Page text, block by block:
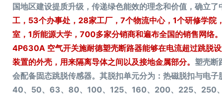
国地区建设提质升级，传递绿色能效的理念和价值，确立了
工，53个办事处，28家工厂，7个物流中心，1个研修学
室，1所能源大学，700多家分销商和遍布全国的销售网
4P630A 空气开关施耐德塑壳断路器能够在电流超过跳脱
装置的外壳，用来隔离导体之间以及接地金属部分。塑壳断
会配备固态跳脱传感器。其脱扣单元分为：热磁脱扣与电
40、50、63、80、100、125、160、200、225、250